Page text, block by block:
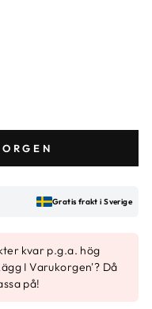
Gratis frakt i Sverige
kvar p.g.a. hög
I Varukorgen'? Då
på!